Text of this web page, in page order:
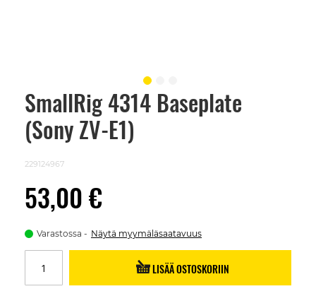
SmallRig 4314 Baseplate
(Sony ZV-E1)
229124967
53,00 €
Varastossa Näytä myymäläsaatavuus
LISÄÄ OSTOSKORIIN
Skip
beginning
images